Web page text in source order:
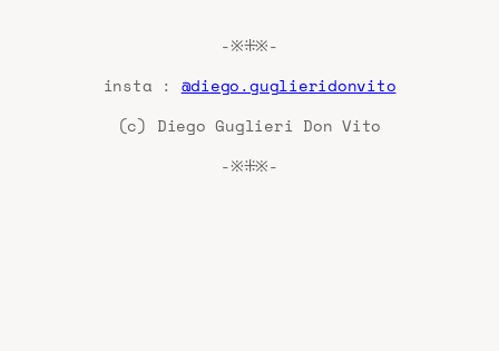
-※⁜※-
insta : @diego.guglieridonvito
(c) Diego Guglieri Don Vito
-※⁜※-